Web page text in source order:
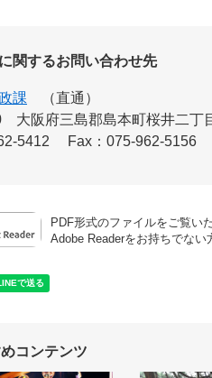
関するお問い合わせ先
課
直通
大阪府三島郡島本町桜井二丁
5412
Fax：075-962-5156
PDF形式のファイルをご覧い
Adobe Readerをお持ちでない
コンテンツ